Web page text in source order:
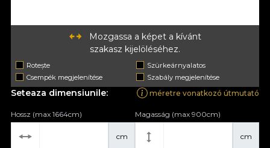
Mozgassa a képet a kívánt
szakasz kijelöléséhez.
Rotește
Szürkeárnyalatos
Csempék megjelenítése
Szabály megjelenítése
Seteaza dimensiunile: méretre vonatkozó útmutató
cm
Hossz (max 1664cm)
cm
Magasság (max 900cm)